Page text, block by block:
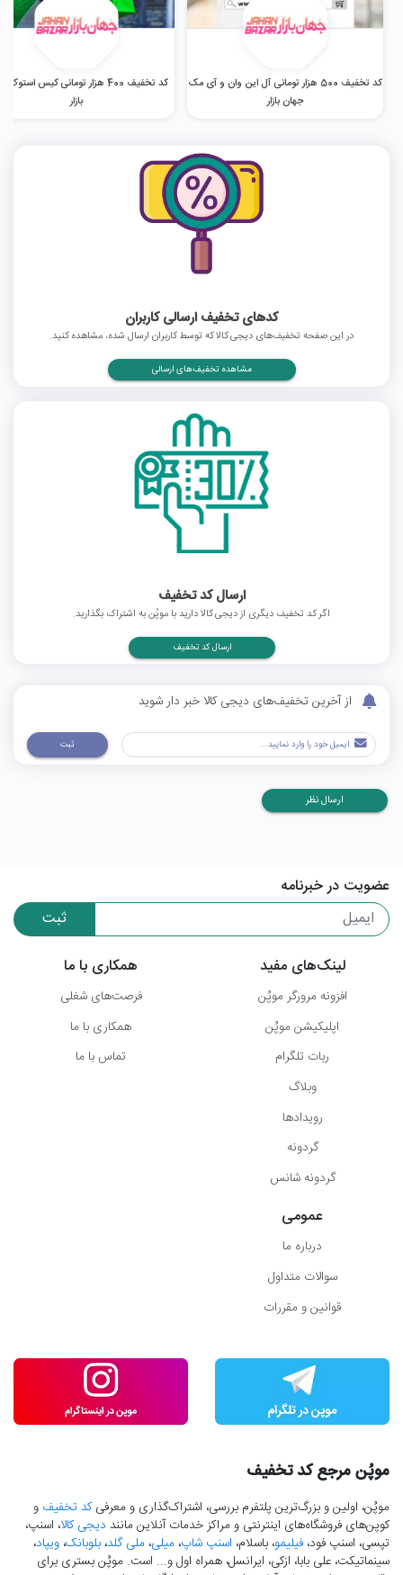
کد تخفیف 500 هزار تومانی آل این وان و آی مک
جهان بازار
کد تخفیف 400 هزار تومانی کیس
بازار
کدهای تخفیف ارسالی کاربران
در این صفحه تخفیف‌های دیجی کالا که توسط کاربران ارسال شده، مشاهده کنید.
مشاهده تخفیف‌های ارسالی
ارسال کد تخفیف
اگر کد تخفیف دیگری از دیجی کالا دارید با موپُن به اشتراک بگذارید.
ارسال کد تخفیف
از آخرین تخفیف‌های دیجی کالا خبر دار شوید
ثبت
ارسال نظر
عضویت در خبرنامه
ثبت
لینک‌های مفید
افزونه مرورگر موپُن
اپلیکیشن موپُن
ربات تلگرام
وبلاگ
رویدادها
گردونه
گردونه شانس
همکاری با ما
فرصت‌های شغلی
همکاری با ما
تماس با ما
عمومی
درباره ما
سوالات متداول
قوانین و مقررات
موپُن مرجع کد تخفیف
موپُن، اولین و بزرگ‌ترین پلتفرم بررسی، اشتراک‌گذاری و معرفیکد تخفیف و
کوپن‌های فروشگاه‌های اینترنتی و مراکز خدمات آنلاین مانند دیجی کالا، اسنپ،
تپسی، اسنپ فود، فیلیمو، باسلام، اسنپ شاپ، میلی، ملی گلد، بلوبانک، ویپاد،
سینماتیکت، علی بابا، ازکی، ایرانسل، همراه اول و... است. موپُن بستری برای